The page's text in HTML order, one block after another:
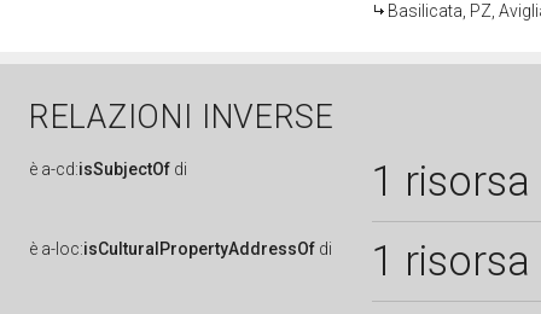
Basilicata, PZ,
RELAZIONI INVERSE
è a-cd:isSubjectOf di 1 risorsa
è a-loc:isCulturalPropertyAddressOf di 1 risorsa